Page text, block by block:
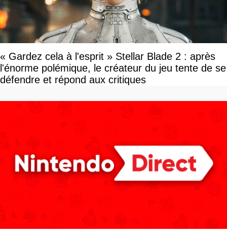
« Gardez cela à l'esprit » Stellar Blade 2 : après
l'énorme polémique, le créateur du jeu tente de se
défendre et répond aux critiques